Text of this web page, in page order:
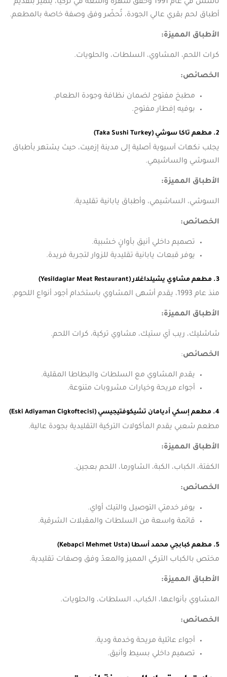
تأسس في عام 1991 وحقق شهرة واسعة في تركيا، يتميز بتقديم
أطباق لحم بقري عالي الجودة، تُحضّر وفق وصفة خاصة بالمطعم.
الأطباق المميزة:
كرات اللحم، المشاوي، السلطات، والحلويات.
الخصائص:
مطبخ مفتوح لضمان نظافة وجودة الطعام.
بوفيه إفطار مفتوح.
2. مطعم تاكا سوشي (Taka Sushi Turkey)
يجلب نكهات آسيوية أصلية إلى مدينة إزميت، حيث يشتهر بأطباق
السوشي والساشيمي.
الأطباق المميزة:
السوشي، الساشيمي، وأطباق يابانية تقليدية.
الخصائص:
تصميم داخلي أنيق بأوانٍ خشبية.
يوفر قبعات يابانية تقليدية للزوار لتجربة فريدة.
3. مطعم مشاوي يشيلداغلار (Yesildaglar Meat Restaurant)
منذ عام 1993، يقدم أشهى المشاوي باستخدام أجود أنواع اللحوم.
الأطباق المميزة:
شاشليك، ريب آي ستيك، مشاوي تركية، كرات اللحم.
الخصائص:
يقدم المشاوي مع السلطات والبطاطا المقلية.
أجواء مريحة وخيارات مشروبات متنوعة.
4. مطعم إسكي أديامان تشيكوفتيجيسي (Eski Adiyaman Cigkoftecisi)
مطعم شعبي يقدم المأكولات التركية التقليدية بجودة عالية.
الأطباق المميزة:
الكفتة، الكباب، الكبة، الشاورما، اللحم بعجين.
الخصائص:
يوفر خدمتي التوصيل والتيك أواي.
قائمة واسعة من السلطات والمقبلات الشرقية.
5. مطعم كبابجي محمد أسطا (Kebapci Mehmet Usta)
مختص بالكباب التركي المميز والمعدّ وفق وصفات تقليدية.
الأطباق المميزة:
المشاوي بأنواعها، الكباب، السلطات، والحلويات.
الخصائص:
أجواء عائلية مريحة وخدمة ودية.
تصميم داخلي بسيط وأنيق.